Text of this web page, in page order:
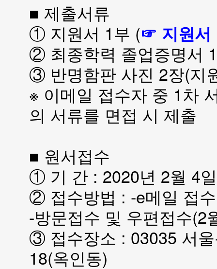
■ 제출서류
① 지원서 1부 (☞ 지원서
② 최종학력 졸업증명서
③ 반명함판 사진 2장(지
※ 이메일 접수자 중 1차
의 서류를 면접 시 제출
■ 원서접수
① 기 간 : 2020년 2월 4
② 접수방법 : -e메일 접
-방문접수 및 우편접수(2
③ 접수장소 : 03035 서
18(옥인동)